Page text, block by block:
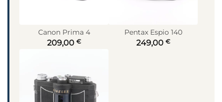
Canon Prima 4
209,00 €
Pentax Espio 140
249,00 €